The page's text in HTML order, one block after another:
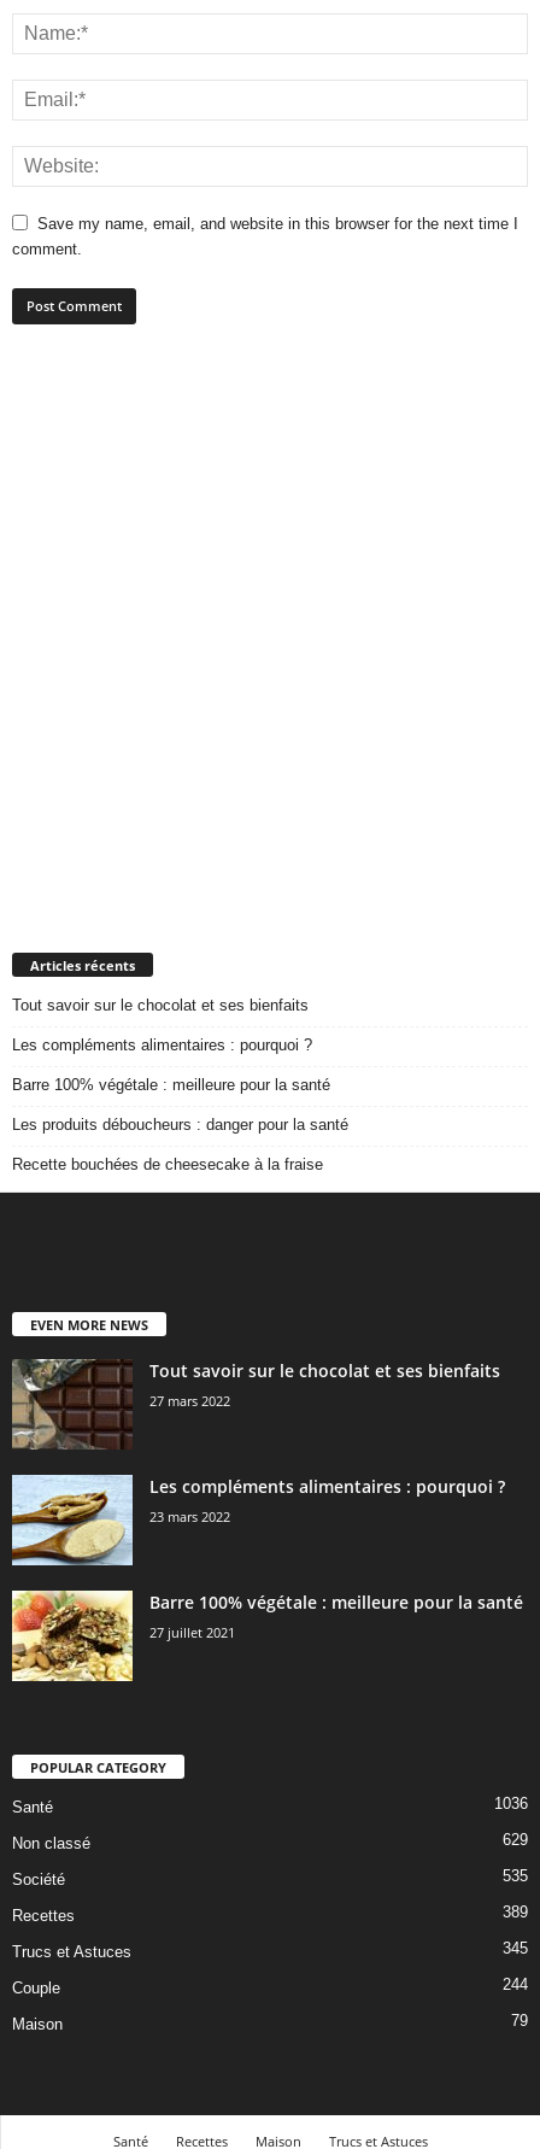
Save my name, email, and website in this browser for the next time I
comment.
Articles récents
Tout savoir sur le chocolat et ses bienfaits
Les compléments alimentaires : pourquoi ?
Barre 100% végétale : meilleure pour la santé
Les produits déboucheurs : danger pour la santé
Recette bouchées de cheesecake à la fraise
EVEN MORE NEWS
Tout savoir sur le chocolat et ses bienfaits
27 mars 2022
Les compléments alimentaires : pourquoi ?
23 mars 2022
Barre 100% végétale : meilleure pour la santé
27 juillet 2021
POPULAR CATEGORY
Santé 1036
Non classé 629
Société 535
Recettes 389
Trucs et Astuces 345
Couple 244
Maison 79
Santé Recettes Maison Trucs et Astuces